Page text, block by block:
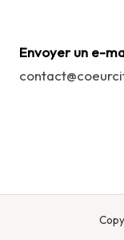
Envoyer un e-